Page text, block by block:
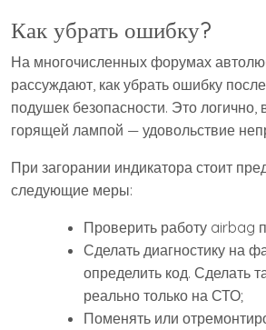
Как убрать ошибку?
На многочисленных форумах
рассуждают, как убрать ошибку
подушек безопасности. Это логично,
горящей лампой — удовольствие
При загорании индикатора стоит
следующие меры:
Проверить работу airbag
Сделать диагностику на
определить код. Сделать
реально только на СТО;
Поменять или